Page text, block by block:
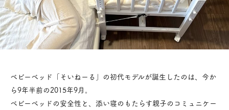
ベビーベッド「そいねーる」の初代モデルが誕生したのは、今か
ら9年半前の2015年9月。
ベビーベッドの安全性と、添い寝のもたらす親子のコミュニケー